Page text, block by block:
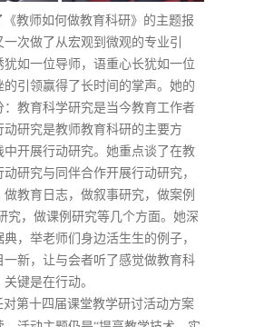
《教师如何做教育科研》的主题报
次做了从宏观到微观的专业引
犹如一位导师，语重心长犹如一位
的引领赢得了长时间的掌声。她的
：教育科学研究是当今教育工作者
动研究是教师教育科研的主要方
中开展行动研究。她重点谈了在教
动研究与同伴合作开展行动研究，
做教育日志， 做叙事研究， 做案例
究， 做课例研究等几个方面。她深
，举老师们身边活生生的例子，
一新，让与会者听了感觉做教育科
键是在行动。
对第十四届课堂教学研讨活动方案